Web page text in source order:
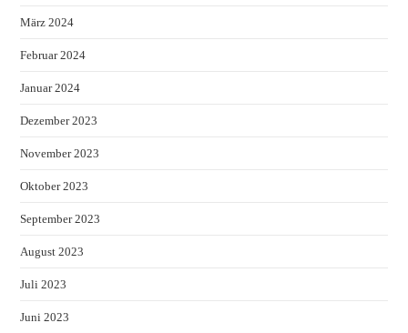
März 2024
Februar 2024
Januar 2024
Dezember 2023
November 2023
Oktober 2023
September 2023
August 2023
Juli 2023
Juni 2023